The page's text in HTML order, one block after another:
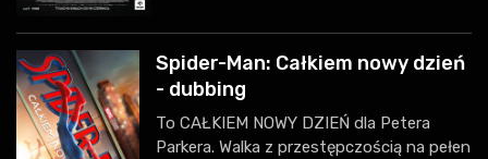
Spider-Man: Całkiem nowy dzień
- dubbing
To CAŁKIEM NOWY DZIEŃ dla Petera
Parkera. Walka z przestępczością na pełen